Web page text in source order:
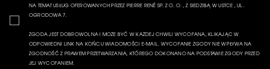
NA TEMAT USŁUG OFEROWANYCH PRZEZ PIERRE RENÉ SP. Z O. O. , Z SIEDZIBĄ W USTCE , UL.
OGRODOWA 7.
ZGODA JEST DOBROWOLNA I MOŻE BYĆ W KAŻDEJ CHWILI WYCOFANA, KLIKAJĄC W
ODPOWIEDNI LINK NA KOŃCU WIADOMOŚCI E-MAIL. WYCOFANIE ZGODY NIE WPŁYWA NA
ZGODNOŚĆ Z PRAWEM PRZETWARZANIA, KTÓREGO DOKONANO NA PODSTAWIE ZGODY PRZED
JEJ WYCOFANIEM.